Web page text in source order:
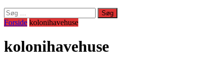
Søg
efter:
Forside kolonihavehuse
kolonihavehuse